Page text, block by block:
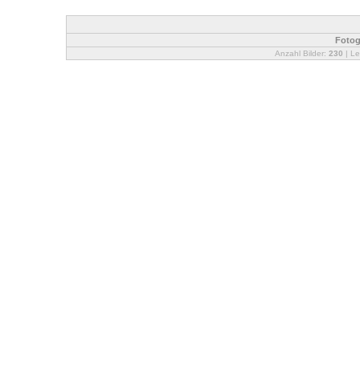
Anzahl Bilder: 230 |